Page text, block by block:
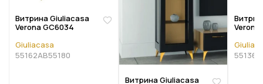
Витрина Giuliacasa
Verona GC6034
Giuliacasa
55162AB55180
Витрина Giuliacasa
Verona